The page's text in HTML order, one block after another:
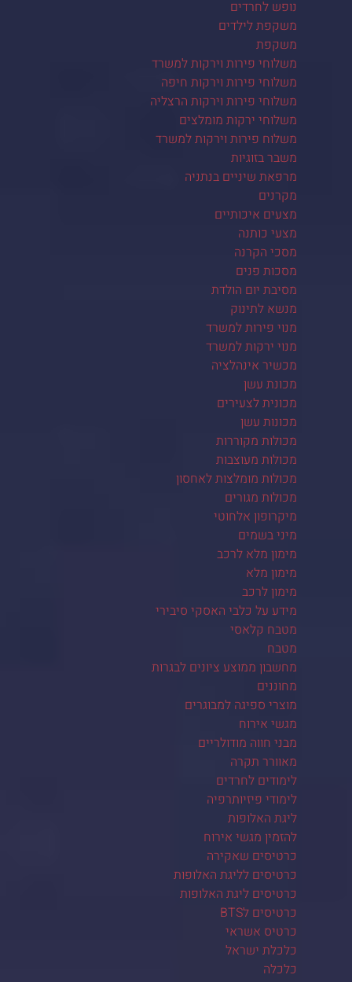
נופש לחרדים
משקפת לילדים
משקפת
משלוחי פירות וירקות למשרד
משלוחי פירות וירקות חיפה
משלוחי פירות וירקות הרצליה
משלוחי ירקות מומלצים
משלוח פירות וירקות למשרד
משבר בזוגיות
מרפאת שיניים בנתניה
מקרנים
מצעים איכותיים
מצעי כותנה
מסכי הקרנה
מסכות פנים
מסיבת יום הולדת
מנשא לתינוק
מנוי פירות למשרד
מנוי ירקות למשרד
מכשיר אינהלציה
מכונת עשן
מכונית לצעירים
מכונות עשן
מכולות מקוררות
מכולות מעוצבות
מכולות מומלצות לאחסון
מכולות מגורים
מיקרופון אלחוטי
מיני בשמים
מימון מלא לרכב
מימון מלא
מימון לרכב
מידע על כלבי האסקי סיבירי
מטבח קלאסי
מטבח
מחשבון ממוצע ציונים לבגרות
מחוננים
מוצרי ספיגה למבוגרים
מגשי אירוח
מבני חווה מודולריים
מאוורר תקרה
לימודים לחרדים
לימודי פיזיותרפיה
ליגת האלופות
להזמין מגשי אירוח
כרטיסים שאקירה
כרטיסים לליגת האלופות
כרטיסים ליגת האלופות
כרטיסים לBTS
כרטיס אשראי
כלכלת ישראל
כלכלה